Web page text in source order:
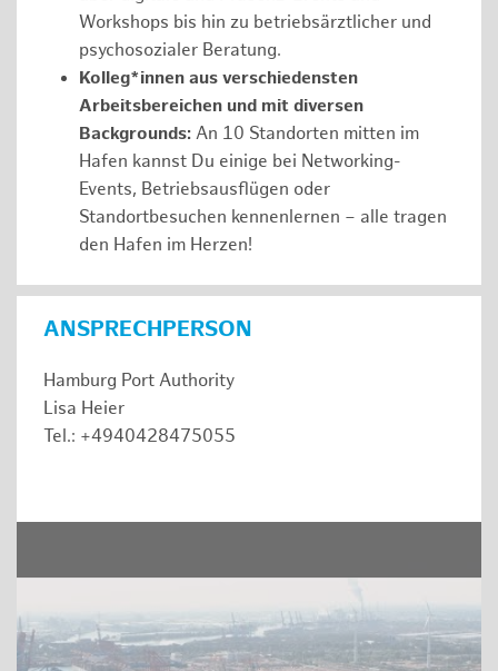
Workshops bis hin zu betriebsärztlicher und
psychosozialer Beratung.
Kolleg*innen aus verschiedensten
Arbeitsbereichen und mit diversen
Backgrounds: An 10 Standorten mitten im
Hafen kannst Du einige bei Networking-
Events, Betriebsausflügen oder
Standortbesuchen kennenlernen – alle tragen
den Hafen im Herzen!
ANSPRECHPERSON
Hamburg Port Authority
Lisa Heier
Tel.: +4940428475055